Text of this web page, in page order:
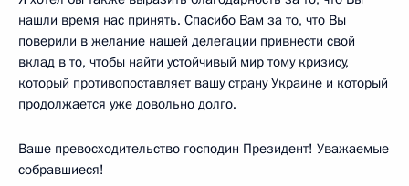
нашли время нас принять. Спасибо Вам за то, что Вы
поверили в желание нашей делегации привнести свой
вклад в то, чтобы найти устойчивый мир тому кризису,
который противопоставляет вашу страну Украине и который
продолжается уже довольно долго.
Ваше превосходительство господин Президент! Уважаемые
собравшиеся!